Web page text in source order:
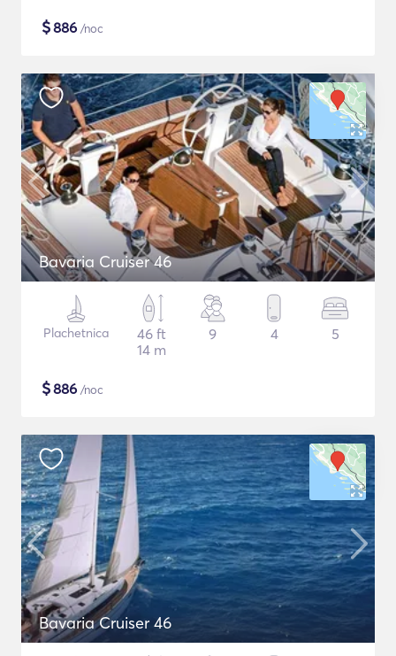
$886 /noc
Bavaria Cruiser 46
Plachetnica
46 ft
14 m
9 4 5
$886 /noc
Bavaria Cruiser 46